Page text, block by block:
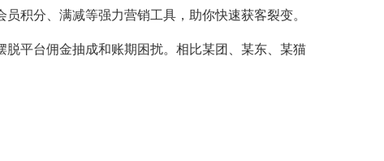
积分、满减等强力营销工具，助你快速获客裂变。
平台佣金抽成和账期困扰。相比某团、某东、某猫